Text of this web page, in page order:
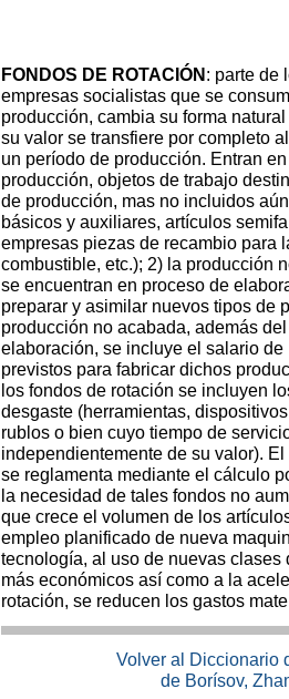
FONDOS DE ROTACIÓN: parte de
empresas socialistas que se
producción, cam­bia su forma
su valor se transfiere por completo
un período de producción. Entran
producción, objetos de trabajo
de producción, mas no incluidos
básicos y auxiliares, artículos
empresas piezas de recambio para
combustible, etc.); 2) la producción
se encuentran en proceso de
preparar y asimilar nuevos tipos de
producción no aca­bada, además
elaboración, se incluye el salario
previstos para fabricar dichos
los fondos de rotación se incluyen
desgaste (herramientas,
rublos o bien cuyo tiempo de
independientemente de su valor).
se reglamenta mediante el cálculo
la necesidad de tales fondos no
que crece el volumen de los
empleo planificado de nueva
tecnología, al uso de nuevas
más económicos así como a la
rotación, se reducen los gastos
Volver al Diccionario
de Borísov,